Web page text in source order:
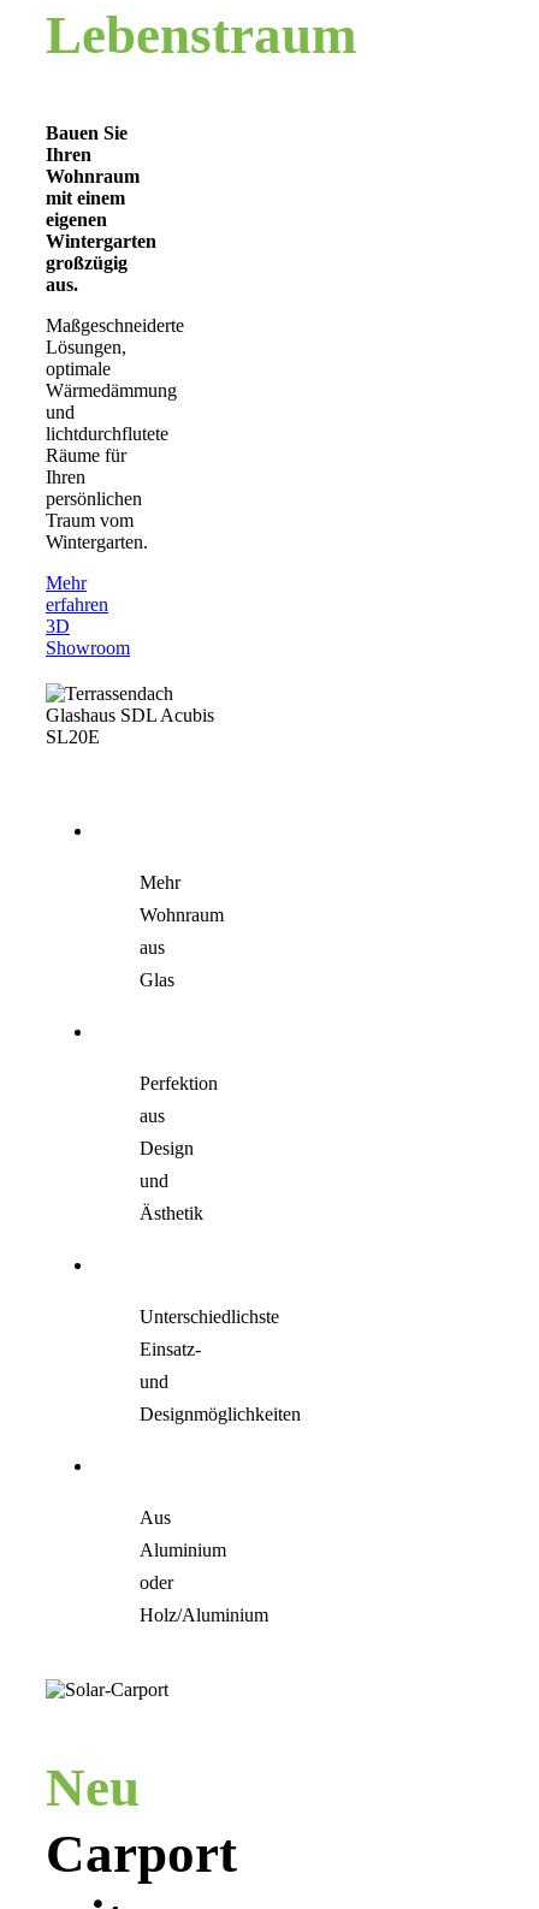
Lebenstraum
Bauen Sie
Ihren
Wohnraum
mit einem
eigenen
Wintergarten
großzügig
aus.
Maßgeschneiderte
Lösungen,
optimale
Wärmedämmung
und
lichtdurchflutete
Räume für
Ihren
persönlichen
Traum vom
Wintergarten.
Mehr
erfahren
3D
Showroom
Mehr
Wohnraum
aus
Glas
Perfektion
aus
Design
und
Ästhetik
Unterschiedlichste
Einsatz-
und
Designmöglichkeiten
Aus
Aluminium
oder
Holz/Aluminium
Neu
Carport